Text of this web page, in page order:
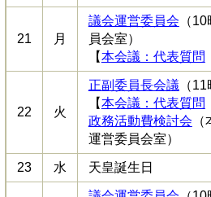
21 月
議会運営委員会 （
員会室）
【本会議：代表質問
22 火
正副委員長会議 （
【本会議：代表質問
政務活動費検討会
運営委員会室）
23 水 天皇誕生日